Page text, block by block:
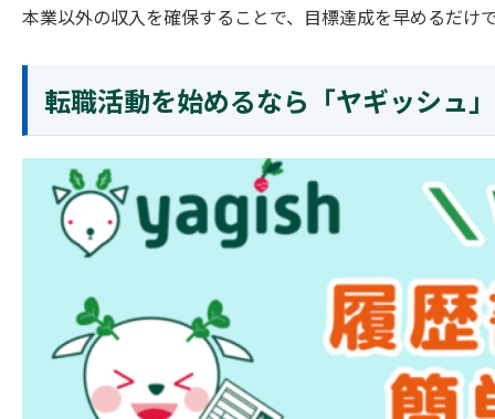
本業以外の収入を確保することで、目標達成を早めるだけ
転職活動を始めるなら「ヤギッシュ